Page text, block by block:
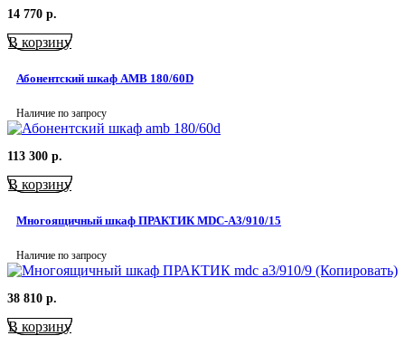
14 770 р.
В корзину
Абонентский шкаф AMB 180/60D
Наличие по запросу
113 300 р.
В корзину
Многоящичный шкаф ПРАКТИК MDC-A3/910/15
Наличие по запросу
38 810 р.
В корзину